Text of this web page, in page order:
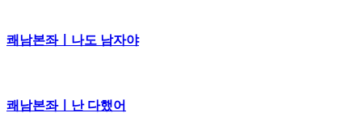
쾌남본좌ㅣ나도 남자야
쾌남본좌ㅣ난 다했어